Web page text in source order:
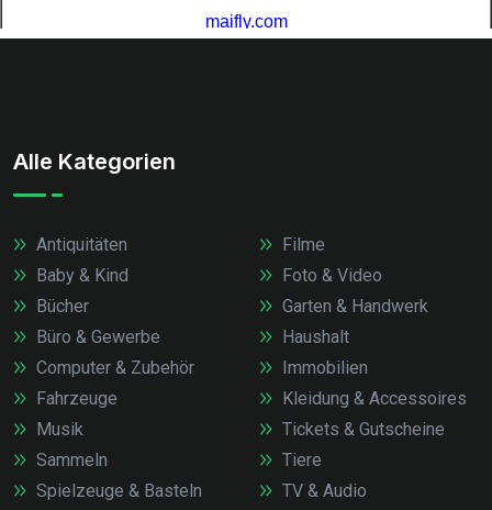
Alle Kategorien
Antiquitäten
Baby & Kind
Bücher
Büro & Gewerbe
Computer & Zubehör
Fahrzeuge
Filme
Foto & Video
Garten & Handwerk
Haushalt
Immobilien
Kleidung & Accessoires
Musik
Sammeln
Spielzeuge & Basteln
Tickets & Gutscheine
Tiere
TV & Audio